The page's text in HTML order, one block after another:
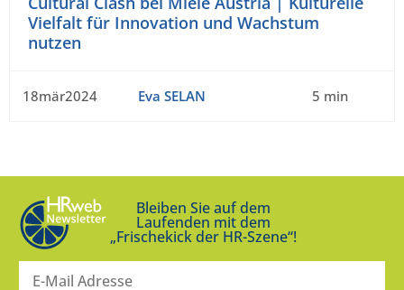
Vielfalt für Innovation und Wachstum
nutzen
18mär2024 Eva SELAN 5 min
Bleiben Sie auf dem
Laufenden mit dem
„Frischekick der HR-Szene“!